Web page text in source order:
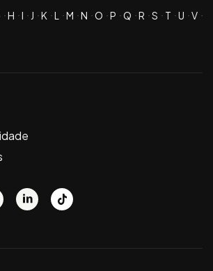
H I J K L M N O P Q R S T U
V